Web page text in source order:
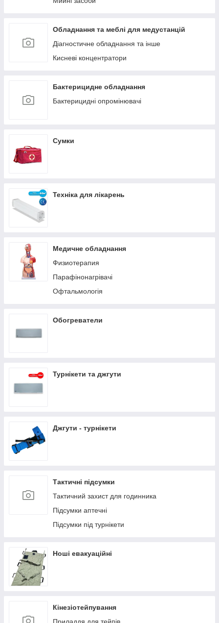
Обладнання та меблі для медустанцій
Діагностичне обладнання та інше
Кисневі концентратори
Бактерицидне обладнання
Бактерицидні опромінювачі
Сумки
Техніка для лікарень
Медичне обладнання
Физиотерапия
Парафінонагрівачі
Офтальмологія
Обогреватели
Турнікети та джгути
Джгути - турнікети
Тактичні підсумки
Тактичний захист для годинника
Підсумки аптечні
Підсумки під турнікети
Ноші евакуаційні
Кінезіотейпування